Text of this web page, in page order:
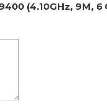
(4.10GHz, 9M, 6